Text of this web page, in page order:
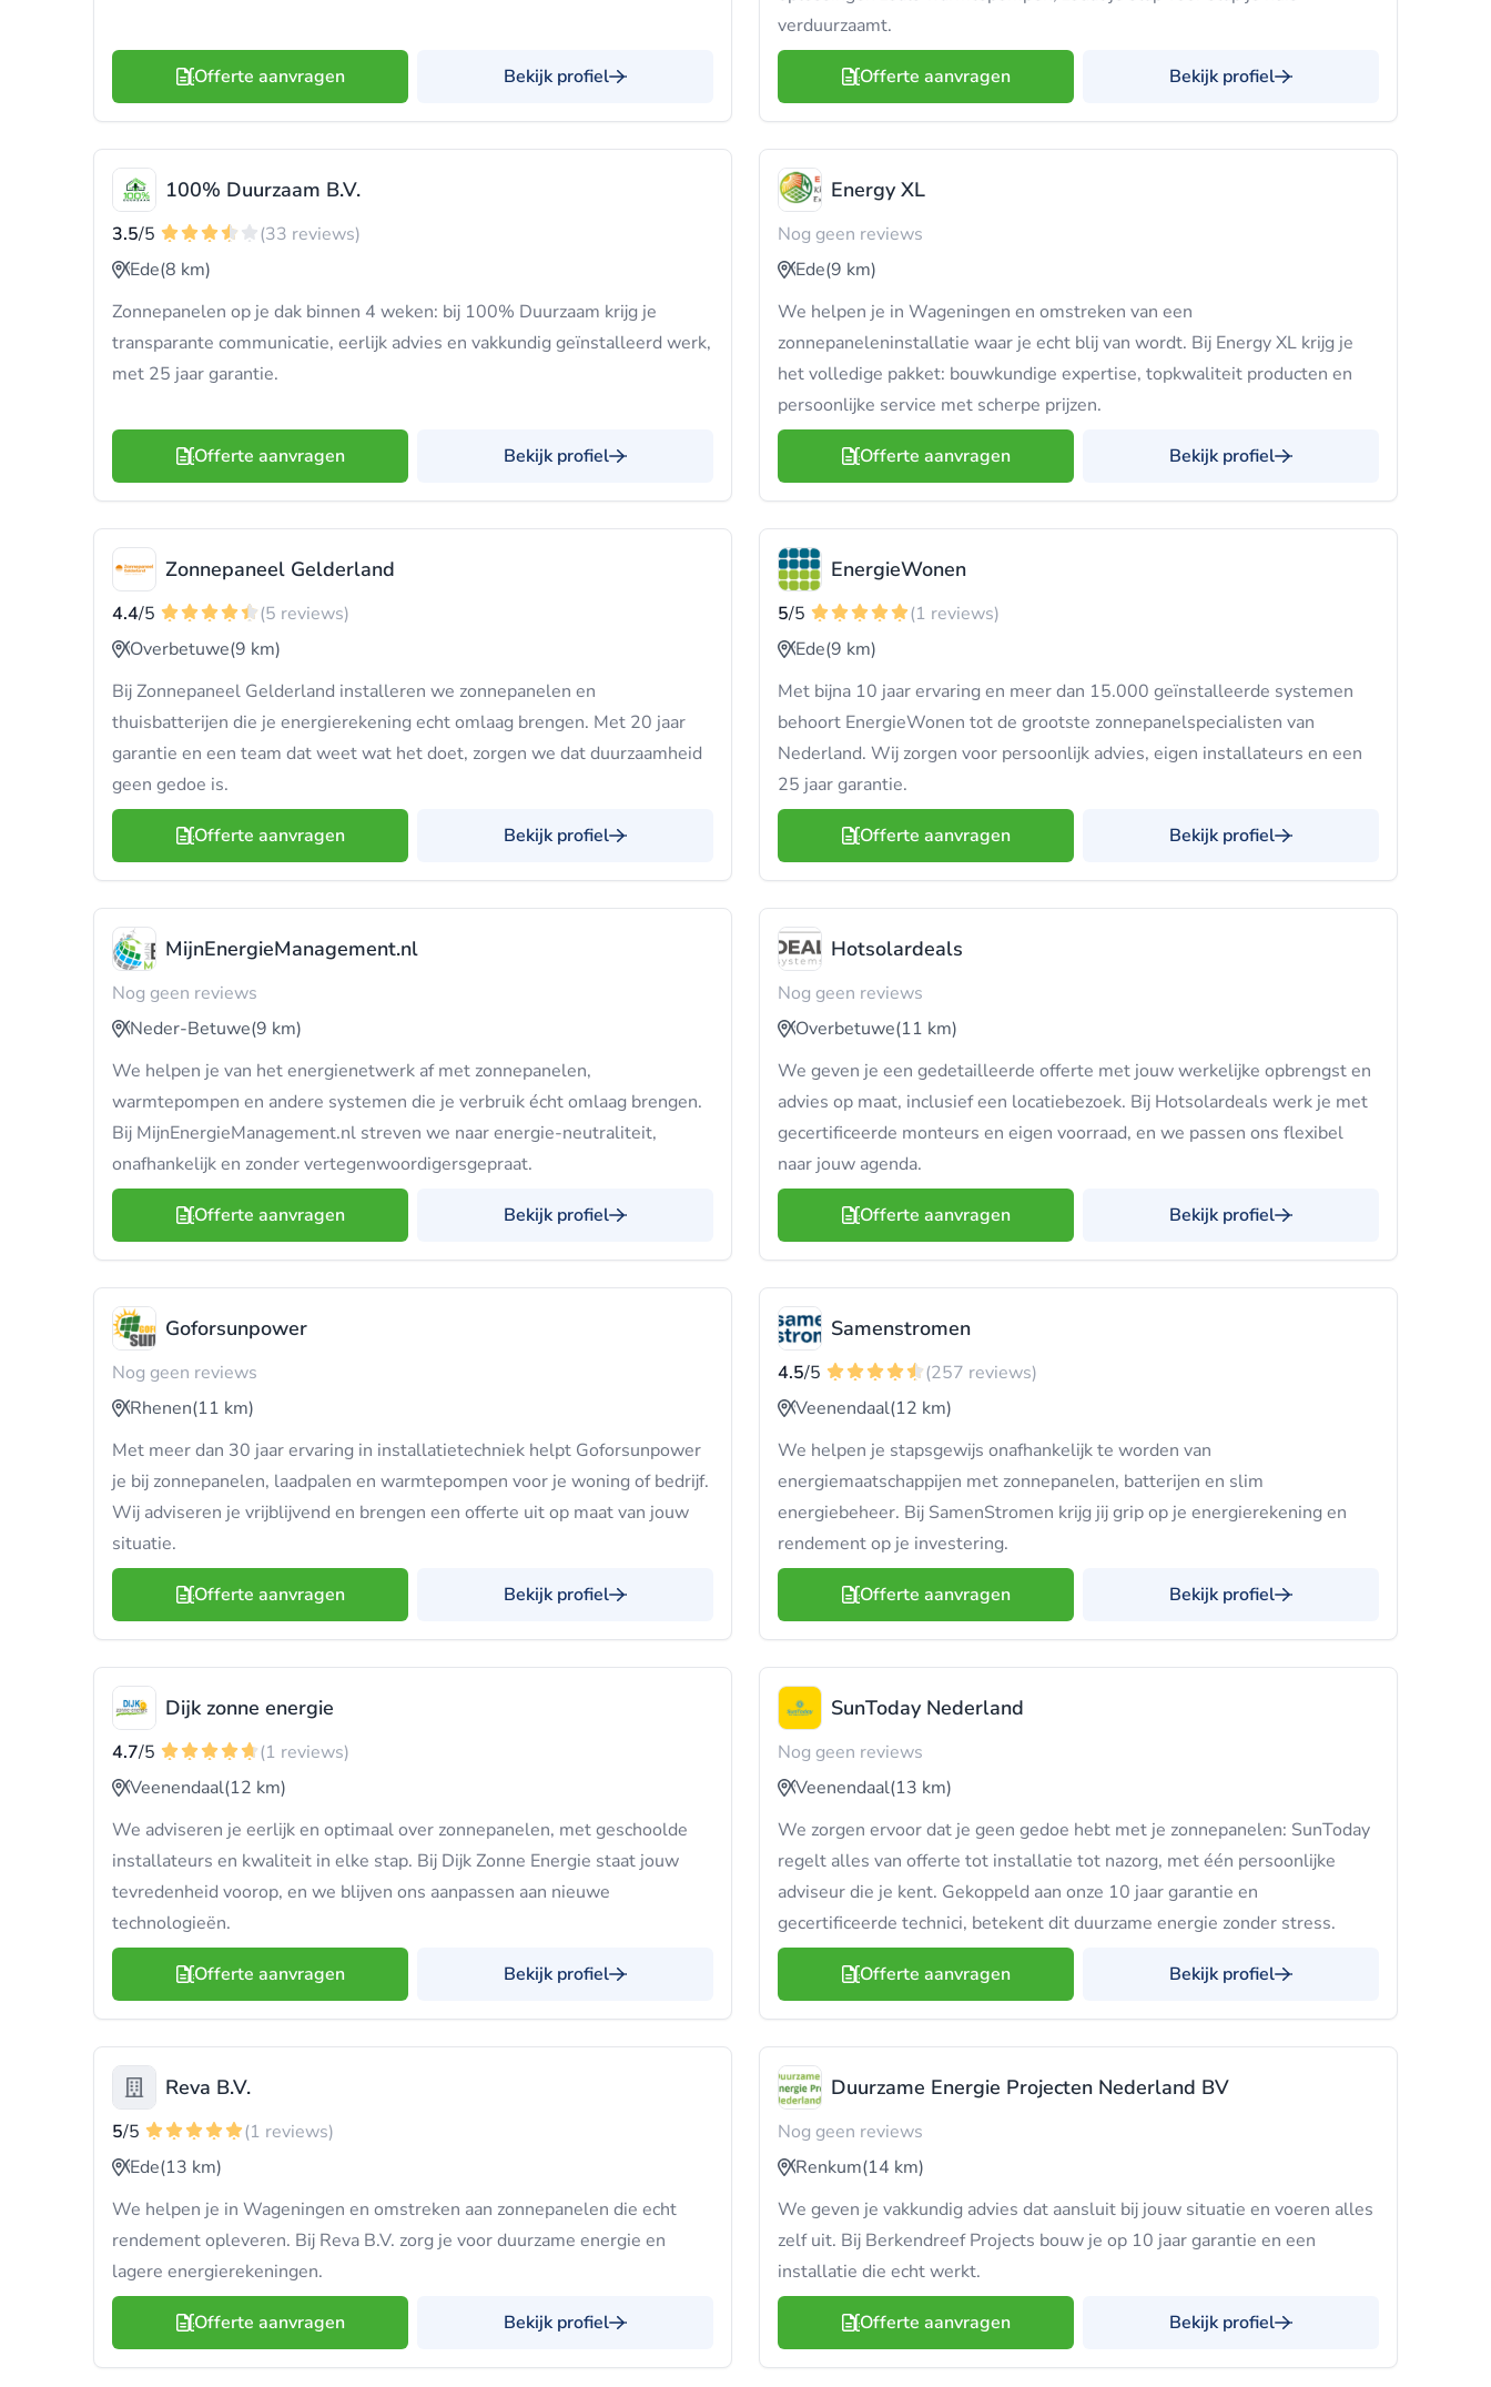
Offerte aanvragen Bekijk profiel
verduurzaamt.
Offerte aanvragen Bekijk profiel
100% Duurzaam B.V.
3.5/5
(33 reviews)
Ede(8 km)
Zonnepanelen op je dak binnen 4 weken: bij 100% Duurzaam krijg je
transparante communicatie, eerlijk advies en vakkundig geïnstalleerd werk,
met 25 jaar garantie.
Offerte aanvragen Bekijk profiel
Energy XL
Nog geen reviews
Ede(9 km)
We helpen je in Wageningen en omstreken van een
zonnepaneleninstallatie waar je echt blij van wordt. Bij Energy XL krijg je
het volledige pakket: bouwkundige expertise, topkwaliteit producten en
persoonlijke service met scherpe prijzen.
Offerte aanvragen Bekijk profiel
Zonnepaneel Gelderland
4.4/5
(5 reviews)
Overbetuwe(9 km)
Bij Zonnepaneel Gelderland installeren we zonnepanelen en
thuisbatterijen die je energierekening echt omlaag brengen. Met 20 jaar
garantie en een team dat weet wat het doet, zorgen we dat duurzaamheid
geen gedoe is.
Offerte aanvragen Bekijk profiel
EnergieWonen
5/5
(1 reviews)
Ede(9 km)
Met bijna 10 jaar ervaring en meer dan 15.000 geïnstalleerde systemen
behoort EnergieWonen tot de grootste zonnepanelspecialisten van
Nederland. Wij zorgen voor persoonlijk advies, eigen installateurs en een
25 jaar garantie.
Offerte aanvragen Bekijk profiel
MijnEnergieManagement.nl
Nog geen reviews
Neder-Betuwe(9 km)
We helpen je van het energienetwerk af met zonnepanelen,
warmtepompen en andere systemen die je verbruik écht omlaag brengen.
Bij MijnEnergieManagement.nl streven we naar energie-neutraliteit,
onafhankelijk en zonder vertegenwoordigersgepraat.
Offerte aanvragen Bekijk profiel
Hotsolardeals
Nog geen reviews
Overbetuwe(11 km)
We geven je een gedetailleerde offerte met jouw werkelijke opbrengst en
advies op maat, inclusief een locatiebezoek. Bij Hotsolardeals werk je met
gecertificeerde monteurs en eigen voorraad, en we passen ons flexibel
naar jouw agenda.
Offerte aanvragen Bekijk profiel
Goforsunpower
Nog geen reviews
Rhenen(11 km)
Met meer dan 30 jaar ervaring in installatietechniek helpt Goforsunpower
je bij zonnepanelen, laadpalen en warmtepompen voor je woning of bedrijf.
Wij adviseren je vrijblijvend en brengen een offerte uit op maat van jouw
situatie.
Offerte aanvragen Bekijk profiel
Samenstromen
4.5/5
(257 reviews)
Veenendaal(12 km)
We helpen je stapsgewijs onafhankelijk te worden van
energiemaatschappijen met zonnepanelen, batterijen en slim
energiebeheer. Bij SamenStromen krijg jij grip op je energierekening en
rendement op je investering.
Offerte aanvragen Bekijk profiel
Dijk zonne energie
4.7/5
(1 reviews)
Veenendaal(12 km)
We adviseren je eerlijk en optimaal over zonnepanelen, met geschoolde
installateurs en kwaliteit in elke stap. Bij Dijk Zonne Energie staat jouw
tevredenheid voorop, en we blijven ons aanpassen aan nieuwe
technologieën.
Offerte aanvragen Bekijk profiel
SunToday Nederland
Nog geen reviews
Veenendaal(13 km)
We zorgen ervoor dat je geen gedoe hebt met je zonnepanelen: SunToday
regelt alles van offerte tot installatie tot nazorg, met één persoonlijke
adviseur die je kent. Gekoppeld aan onze 10 jaar garantie en
gecertificeerde technici, betekent dit duurzame energie zonder stress.
Offerte aanvragen Bekijk profiel
Reva B.V.
5/5
(1 reviews)
Ede(13 km)
We helpen je in Wageningen en omstreken aan zonnepanelen die echt
rendement opleveren. Bij Reva B.V. zorg je voor duurzame energie en
lagere energierekeningen.
Offerte aanvragen Bekijk profiel
Duurzame Energie Projecten Nederland BV
Nog geen reviews
Renkum(14 km)
We geven je vakkundig advies dat aansluit bij jouw situatie en voeren alles
zelf uit. Bij Berkendreef Projects bouw je op 10 jaar garantie en een
installatie die echt werkt.
Offerte aanvragen Bekijk profiel